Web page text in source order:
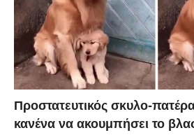
Προστατευτικός σκυλο-
κανένα να ακουμπήσει το